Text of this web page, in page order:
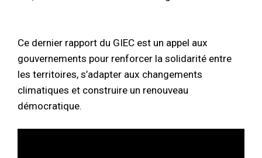
Ce dernier rapport du GIEC est un appel aux
gouvernements pour renforcer la solidarité entre
les territoires, s’adapter aux changements
climatiques et construire un renouveau
démocratique.